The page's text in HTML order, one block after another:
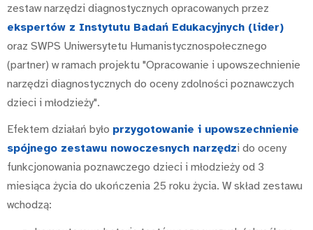
zestaw narzędzi diagnostycznych opracowanych przez
ekspertów z Instytutu Badań Edukacyjnych (lider)
oraz SWPS Uniwersytetu Humanistycznospołecznego
(partner) w ramach projektu "Opracowanie i upowszechnienie
narzędzi diagnostycznych do oceny zdolności poznawczych
dzieci i młodzieży".
Efektem działań było przygotowanie i upowszechnienie
spójnego zestawu nowoczesnych narzędzi do oceny
funkcjonowania poznawczego dzieci i młodzieży od 3
miesiąca życia do ukończenia 25 roku życia. W skład zestawu
wchodzą: